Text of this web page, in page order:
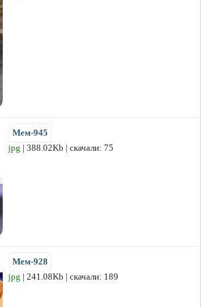
Мем-945
jpg | 388.02Kb | скачали: 75
Мем-928
jpg | 241.08Kb | скачали: 189